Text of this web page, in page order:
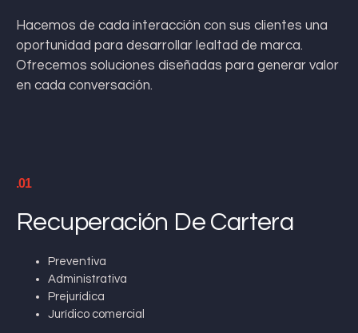
Hacemos de cada interacción con sus clientes una
oportunidad para desarrollar lealtad de marca.
Ofrecemos soluciones diseñadas para generar valor
en cada conversación.
.01
Recuperación De Cartera
Preventiva
Administrativa
Prejurídica
Jurídico comercial